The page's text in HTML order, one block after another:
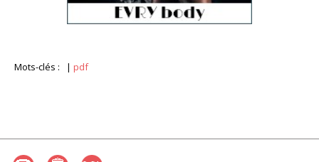
Mots-clés : | pdf